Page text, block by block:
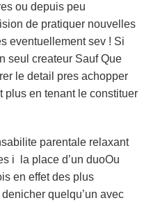
ou depuis peu
de pratiquer nouvelles
eventuellement sev ! Si
seul createur Sauf Que
le detail pres achopper
plus en tenant le constituer
parentale relaxant
i la place d’un duoOu
en effet des plus
quelqu’un avec